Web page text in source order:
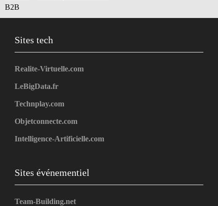
B2B
Sites tech
Realite-Virtuelle.com
LeBigData.fr
Technplay.com
Objetconnecte.com
Intelligence-Artificielle.com
Sites événementiel
Team-Building.net